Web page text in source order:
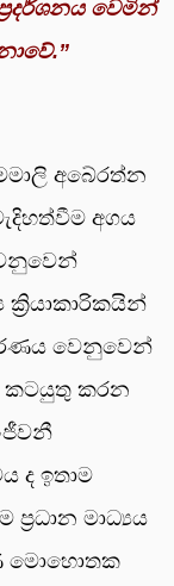
වෙමින්
අබේරත්න
අගය
ක්‍රියාකාරිකයින්
වෙනුවෙන්
කටයුතු කරන
ද ඉතාම
මාධ්‍යය
මොහොතක